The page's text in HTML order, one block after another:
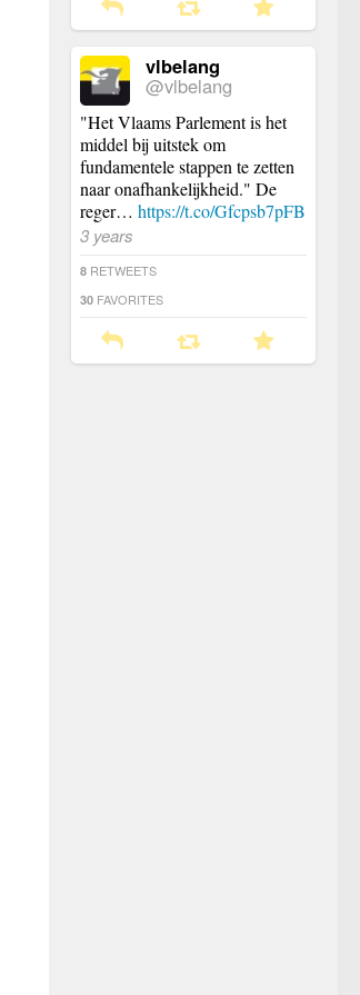
vlbelang
@vlbelang
"Het Vlaams Parlement is het
middel bij uitstek om
fundamentele stappen te zetten
naar onafhankelijkheid." De
reger… https://t.co/Gfcpsb7pFB
3 years
8 RETWEETS
30 FAVORITES